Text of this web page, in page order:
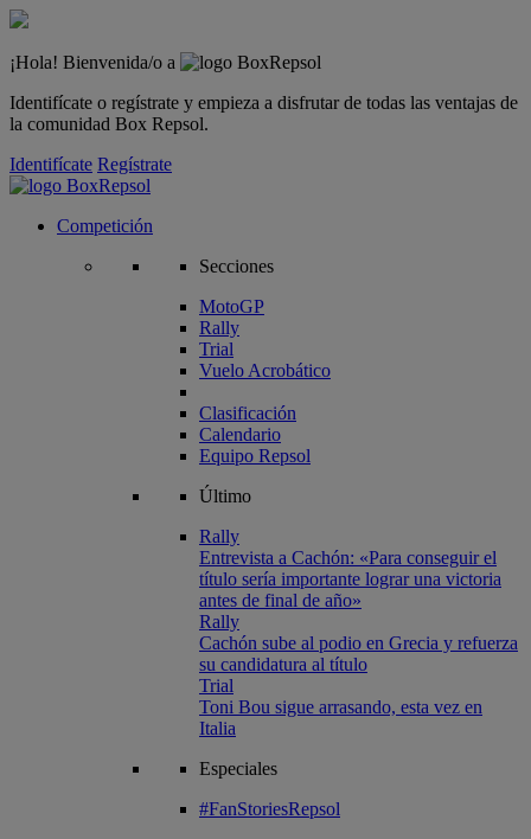
¡Hola! Bienvenida/o a
Identifícate o regístrate y empieza a disfrutar de todas las ventajas de
la comunidad Box Repsol.
Identifícate Regístrate
Competición
Secciones
MotoGP
Rally
Trial
Vuelo Acrobático
Clasificación
Calendario
Equipo Repsol
Último
Rally
Entrevista a Cachón: «Para conseguir el
título sería importante lograr una victoria
antes de final de año»
Rally
Cachón sube al podio en Grecia y refuerza
su candidatura al título
Trial
Toni Bou sigue arrasando, esta vez en
Italia
Especiales
#FanStoriesRepsol